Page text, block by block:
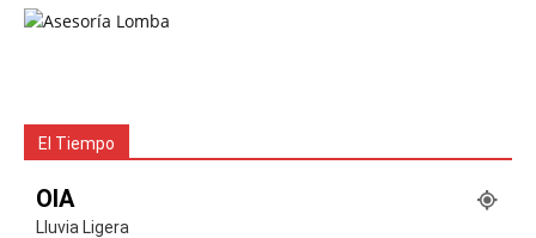
El Tiempo
OIA
Lluvia Ligera